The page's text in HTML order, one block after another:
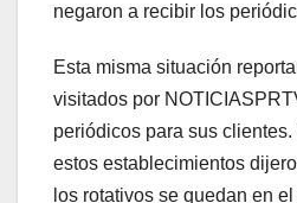
negaron a recibir los
Esta misma situación
visitados por
periódicos para sus
estos establecimientos
los rotativos se quedan en